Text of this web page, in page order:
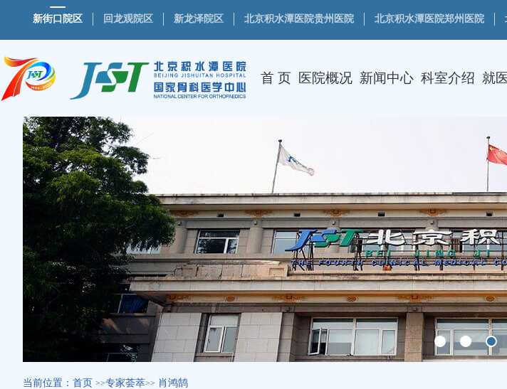
新街口院区 回龙观院区 新龙泽院区 北京积水潭医院贵州医院 北京积水潭医院郑州医院
首 页 医院概况 新闻中心 科室介绍 就
当前位置： 首页 >>专家荟萃>> 肖鸿鹄